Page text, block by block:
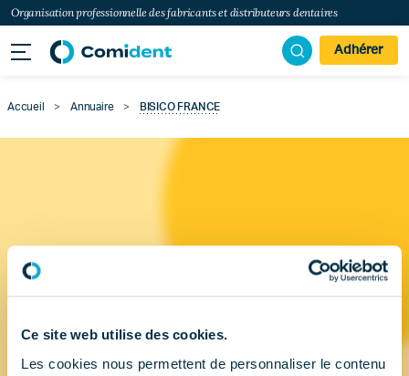
Ce site web utilise des cookies.
Les cookies nous permettent de personnaliser le contenu
Organisation professionnelle des fabricants et distributeurs dentaires
Adhérer
Accueil > Annuaire > BISICO FRANCE